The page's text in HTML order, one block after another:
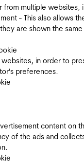
from multiple websites,
- This also allows
are shown the same
in order to
preferences.
content on
of the ads and